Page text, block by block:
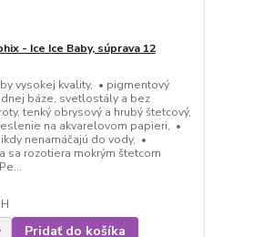
- Ice Ice Baby, súprava 12
vysokej kvality, • pigmentový
báze, svetlostály a bez
tenký obrysový a hrubý štetcový,
na akvarelovom papieri, •
nenamáčajú do vody, •
sa rozotiera mokrým štetcom
Pridať do košíka